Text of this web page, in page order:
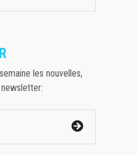
les nouvelles,